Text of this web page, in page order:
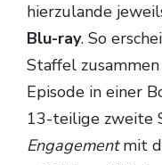
hierzulande
Blu-ray. So
Staffel
Episode in einer
13-teilige zweite
Engagementmit